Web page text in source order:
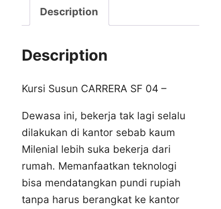
Description
Description
Kursi Susun CARRERA SF 04 –
Dewasa ini, bekerja tak lagi selalu
dilakukan di kantor sebab kaum
Milenial lebih suka bekerja dari
rumah. Memanfaatkan teknologi
bisa mendatangkan pundi rupiah
tanpa harus berangkat ke kantor